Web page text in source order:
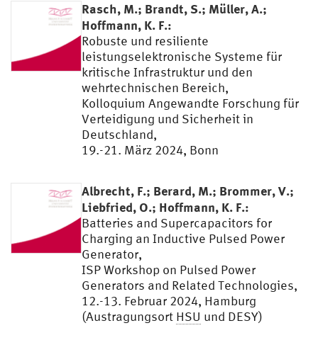
Rasch, M.; Brandt, S.; Müller, A.;
Hoffmann, K. F.:
Robuste und resiliente
leistungselektronische Systeme für
kritische Infrastruktur und den
wehrtechnischen Bereich,
Kolloquium Angewandte Forschung für
Verteidigung und Sicherheit in
Deutschland,
19.-21. März 2024, Bonn
Albrecht, F.; Berard, M.; Brommer, V.;
Liebfried, O.; Hoffmann, K. F.:
Batteries and Supercapacitors for
Charging an Inductive Pulsed Power
Generator,
ISP Workshop on Pulsed Power
Generators and Related Technologies,
12.-13. Februar 2024, Hamburg
(Austragungsort HSU und DESY)